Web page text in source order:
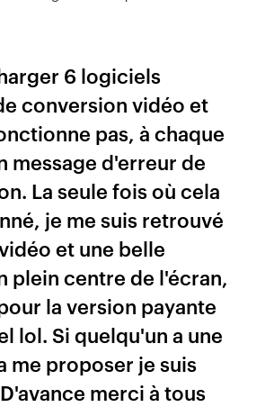
6 logiciels
conversion vidéo et
pas, à chaque
message d'erreur de
La seule fois où cela
je me suis retrouvé
et une belle
plein centre de l'écran,
la version payante
lol. Si quelqu'un a une
me proposer je suis
merci à tous